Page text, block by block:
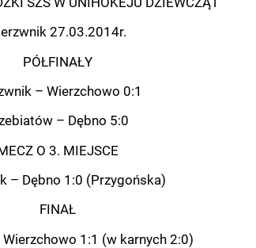
27.03.2014r.
PÓŁFINAŁY
– Wierzchowo 0:1
– Dębno 5:0
O 3. MIEJSCE
– Dębno 1:0 (Przygońska)
FINAŁ
1:1 (w karnych 2:0)